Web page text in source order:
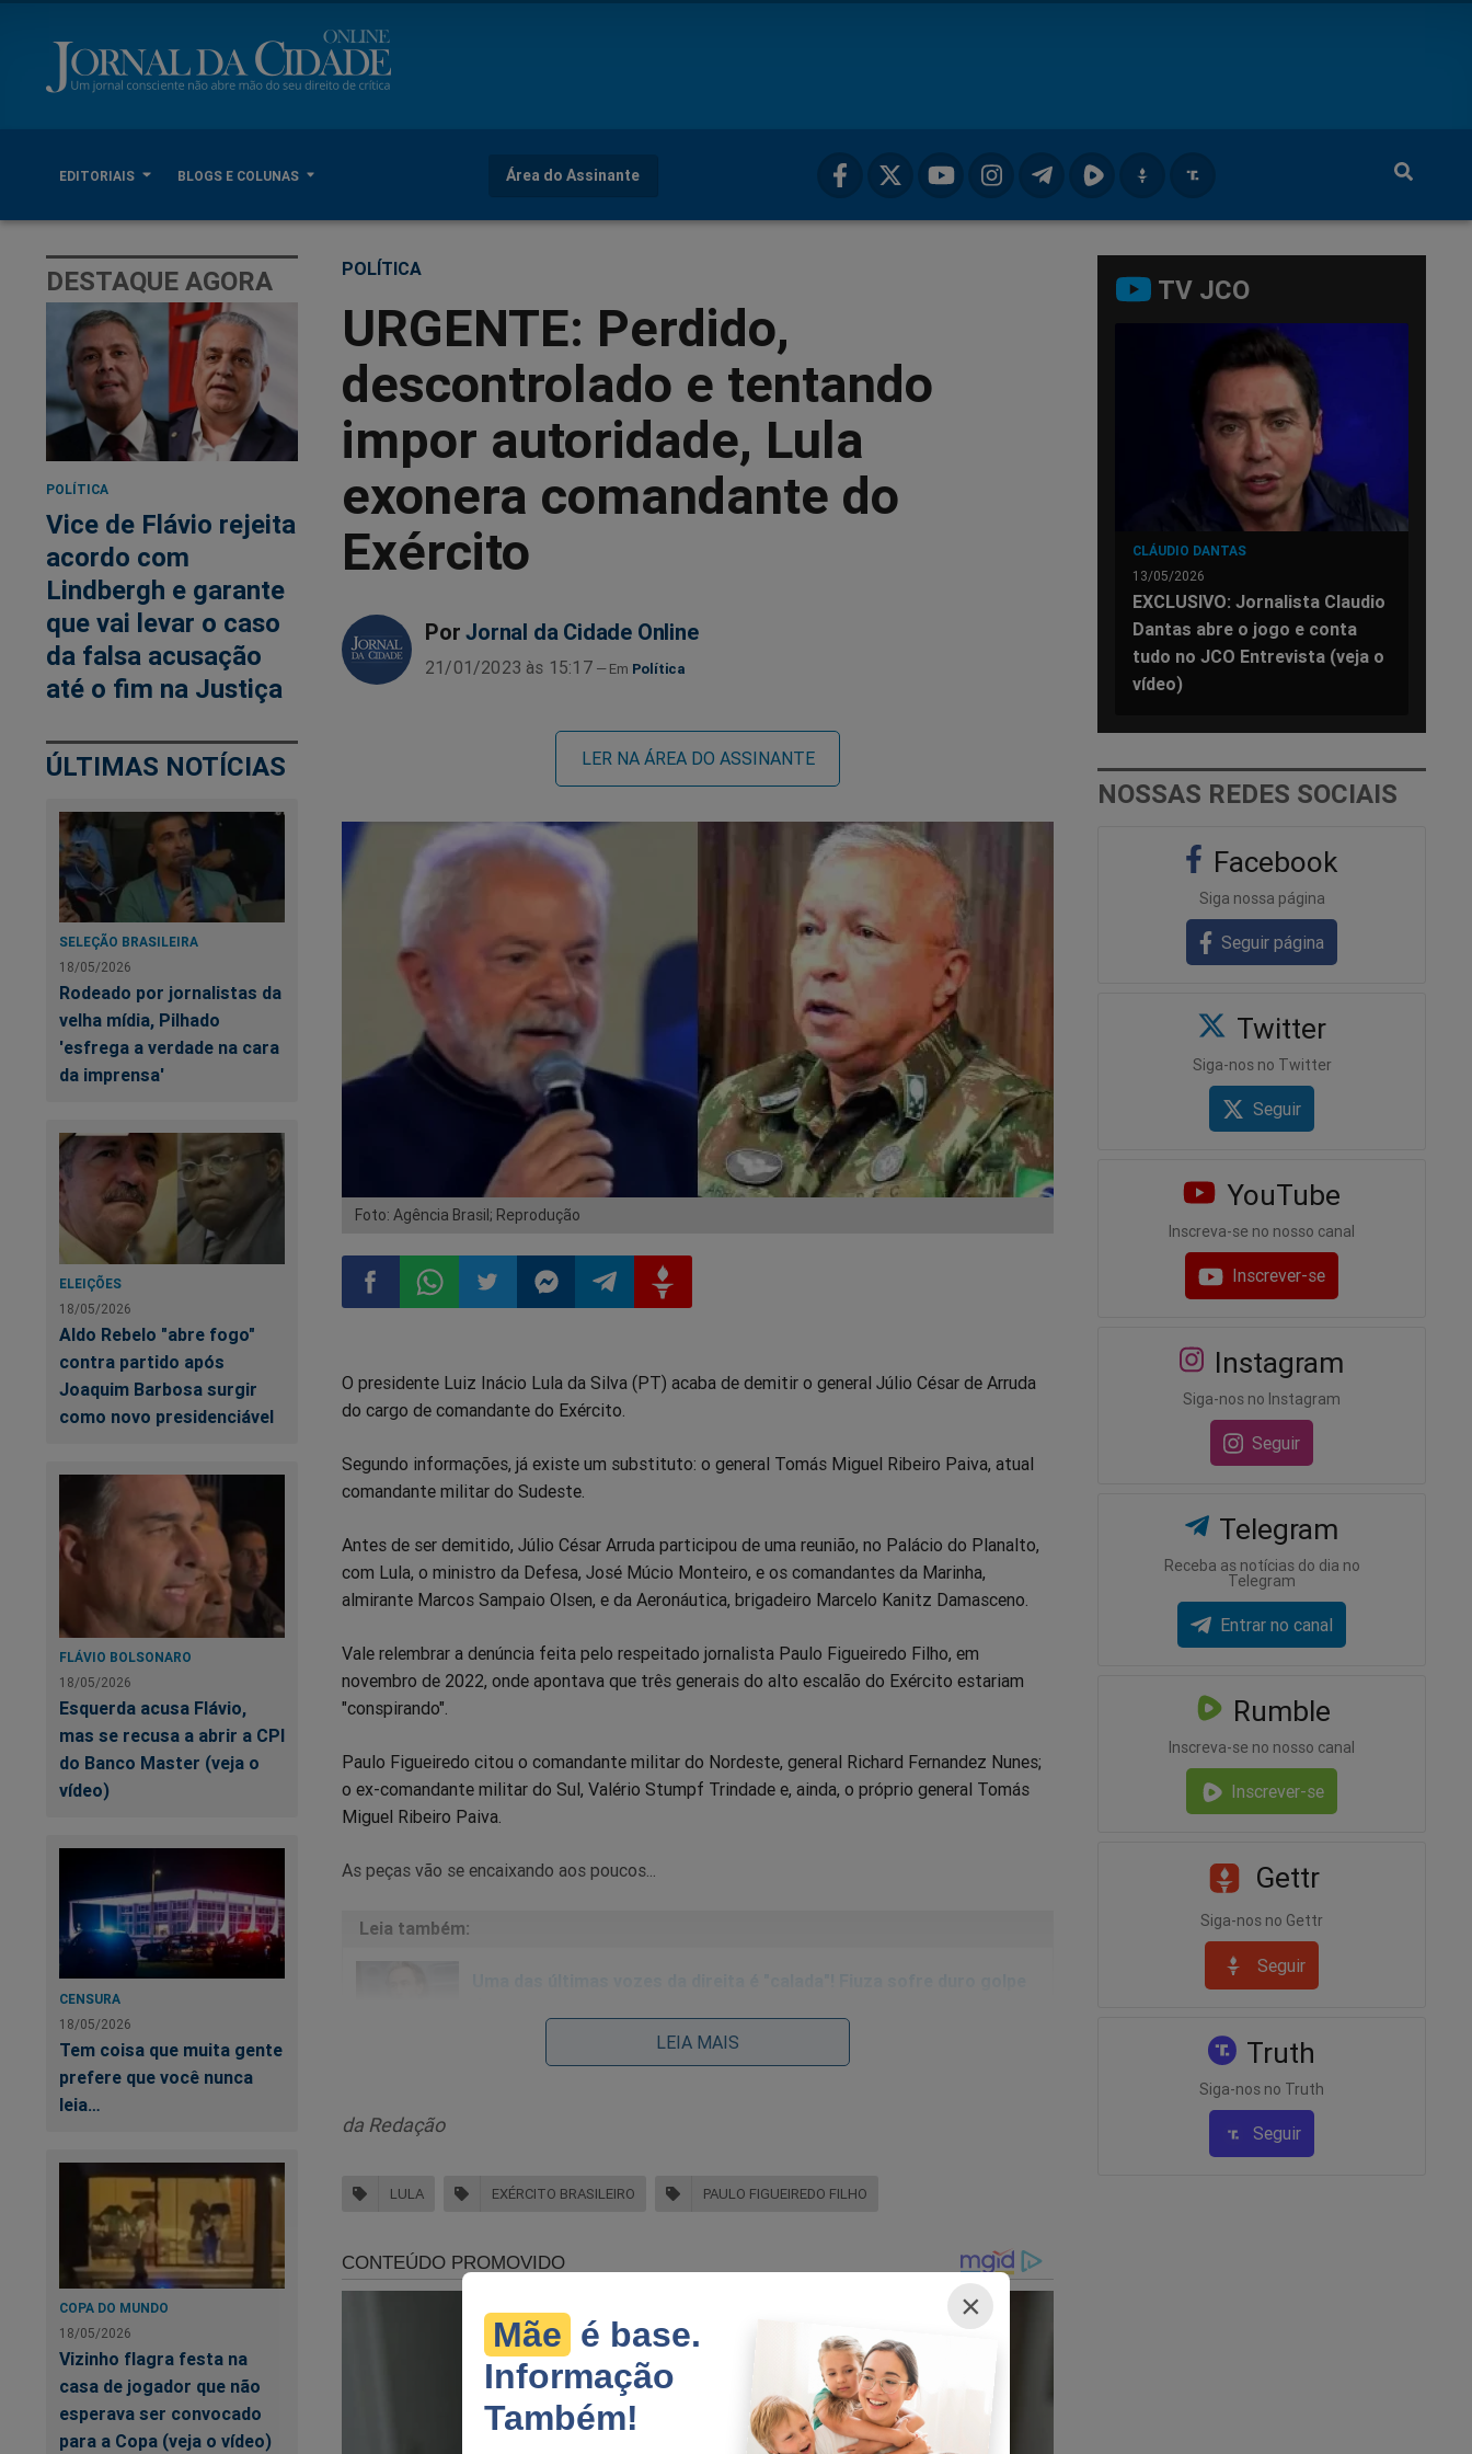
EDITORIAIS BLOGS E COLUNAS Área do Assinante
×
Mãe é base.
Informação
Também!
DESTAQUE AGORA
POLÍTICA
Vice de Flávio rejeita
acordo com
Lindbergh e garante
que vai levar o caso
da falsa acusação
até o fim na Justiça
ÚLTIMAS NOTÍCIAS
SELEÇÃO BRASILEIRA
18/05/2026
Rodeado por jornalistas da
velha mídia, Pilhado
'esfrega a verdade na cara
da imprensa'
ELEIÇÕES
18/05/2026
Aldo Rebelo "abre fogo"
contra partido após
Joaquim Barbosa surgir
como novo presidenciável
FLÁVIO BOLSONARO
18/05/2026
Esquerda acusa Flávio,
mas se recusa a abrir a CPI
do Banco Master (veja o
vídeo)
CENSURA
18/05/2026
Tem coisa que muita gente
prefere que você nunca
leia…
COPA DO MUNDO
18/05/2026
Vizinho flagra festa na
casa de jogador que não
esperava ser convocado
para a Copa (veja o vídeo)
POLÍTICA
URGENTE: Perdido,
descontrolado e tentando
impor autoridade, Lula
exonera comandante do
Exército
Por Jornal da Cidade Online
21/01/2023 às 15:17 Política
LER NA ÁREA DO ASSINANTE
Foto: Agência Brasil; Reprodução
no
no
no
no
no
no
O presidente Luiz Inácio Lula da Silva (PT) acaba de demitir o general Júlio César de Arruda
do cargo de comandante do Exército.
Segundo informações, já existe um substituto: o general Tomás Miguel Ribeiro Paiva, atual
comandante militar do Sudeste.
Antes de ser demitido, Júlio César Arruda participou de uma reunião, no Palácio do Planalto,
com Lula, o ministro da Defesa, José Múcio Monteiro, e os comandantes da Marinha,
almirante Marcos Sampaio Olsen, e da Aeronáutica, brigadeiro Marcelo Kanitz Damasceno.
Vale relembrar a denúncia feita pelo respeitado jornalista Paulo Figueiredo Filho, em
novembro de 2022, onde apontava que três generais do alto escalão do Exército estariam
"conspirando".
Paulo Figueiredo citou o comandante militar do Nordeste, general Richard Fernandez Nunes;
o ex-comandante militar do Sul, Valério Stumpf Trindade e, ainda, o próprio general Tomás
Miguel Ribeiro Paiva.
As peças vão se encaixando aos poucos...
A censura está avançando e fazendo vítimas.
Querem calar o Jornal da Cidade Online e "quebraram as nossas pernas" com a
LEIA MAIS
da Redação
LULA EXÉRCITO BRASILEIRO PAULO FIGUEIREDO FILHO
TV JCO
CLÁUDIO DANTAS
13/05/2026
EXCLUSIVO: Jornalista Claudio
Dantas abre o jogo e conta
tudo no JCO Entrevista (veja o
vídeo)
NOSSAS REDES SOCIAIS
Facebook
Siga nossa página
Seguir página
Twitter
Siga-nos no Twitter
Seguir
YouTube
Inscreva-se no nosso canal
Inscrever-se
Instagram
Siga-nos no Instagram
Seguir
Telegram
Receba as notícias do dia no
Telegram
Entrar no canal
Rumble
Inscreva-se no nosso canal
Inscrever-se
Gettr
Siga-nos no Gettr
Seguir
Truth
Siga-nos no Truth
Seguir